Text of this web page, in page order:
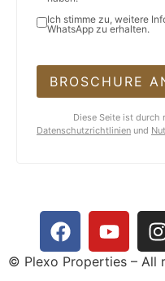
Ich stimme zu, weitere
WhatsApp zu erhalten.
BROSCHURE
Diese Seite ist durch
Datenschutzrichtlinien und
© Plexo Properties – All